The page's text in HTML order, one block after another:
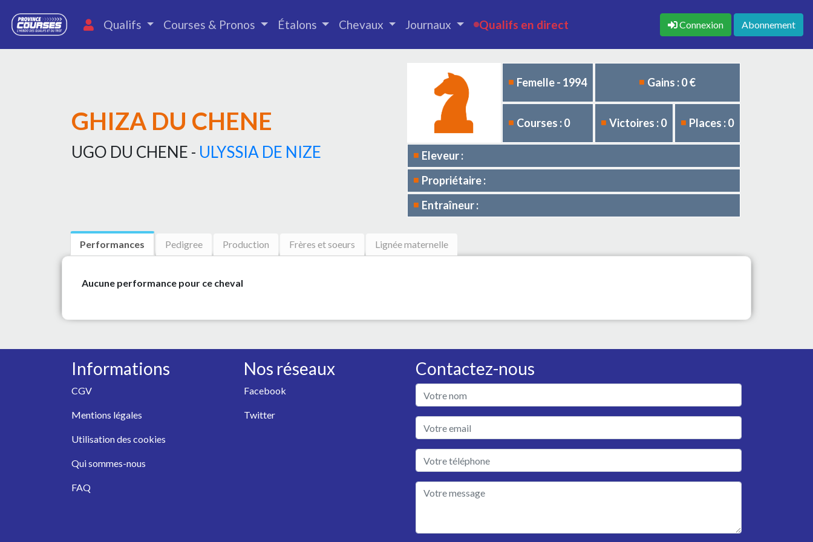
Qualifs Courses & Pronos Étalons Chevaux Journaux Qualifs en direct Connexion Abonnement
GHIZA DU CHENE
UGO DU CHENE - ULYSSIA DE NIZE
Femelle - 1994 Gains : 0 €
Courses : 0 Victoires : 0 Places : 0
Eleveur :
Propriétaire :
Entraîneur :
Performances Pedigree Production Frères et soeurs Lignée maternelle
Aucune performance pour ce cheval
Informations
CGV
Mentions légales
Utilisation des cookies
Qui sommes-nous
FAQ
Nos réseaux
Facebook
Twitter
Contactez-nous